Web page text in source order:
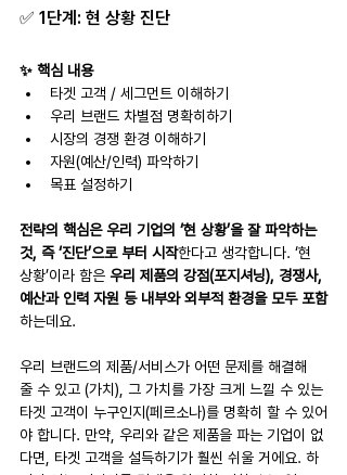
✅ 1단계: 현 상황 진단
✨ 핵심 내용
타겟 고객 / 세그먼트 이해하기
우리 브랜드 차별점 명확히하기
시장의 경쟁 환경 이해하기
자원(예산/인력) 파악하기
목표 설정하기
전략의 핵심은 우리 기업의 ‘현 상황’을 잘 파악하는
것, 즉 ‘진단’으로 부터 시작한다고 생각합니다. ‘현
상황’이라 함은 우리 제품의 강점(포지셔닝), 경쟁사,
예산과 인력 자원 등 내부와 외부적 환경을 모두 포함
하는데요.
우리 브랜드의 제품/서비스가 어떤 문제를 해결해
줄 수 있고 (가치), 그 가치를 가장 크게 느낄 수 있는
타겟 고객이 누구인지(페르소나)를 명확히 할 수 있어
야 합니다. 만약, 우리와 같은 제품을 파는 기업이 없
다면, 타겟 고객을 설득하기가 훨씬 쉬울 거에요. 하